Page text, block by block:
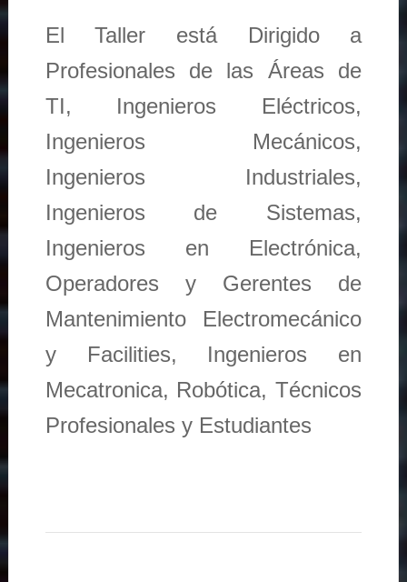
El Taller está Dirigido a
Profesionales de las Áreas de
TI, Ingenieros Eléctricos,
Ingenieros Mecánicos,
Ingenieros Industriales,
Ingenieros de Sistemas,
Ingenieros en Electrónica,
Operadores y Gerentes de
Mantenimiento Electromecánico
y Facilities, Ingenieros en
Mecatronica, Robótica, Técnicos
Profesionales y Estudiantes